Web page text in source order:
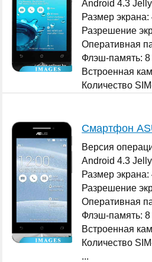
Android 4.3
Размер экрана:
Разрешение
Оперативная
Флэш-память: 8
Встроенная
Количество
Смартфон
Версия
Android 4.3
Размер экрана:
Разрешение
Оперативная
Флэш-память: 8
Встроенная
Количество
...